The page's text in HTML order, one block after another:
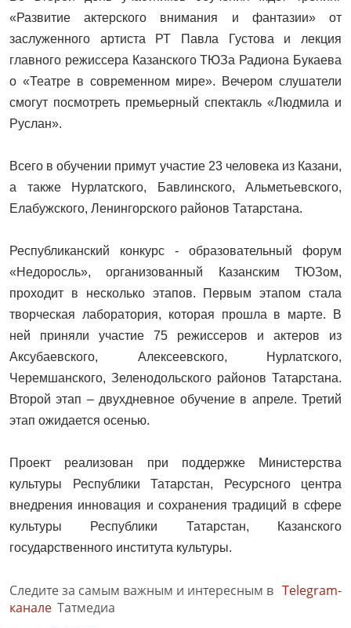
«Развитие актерского внимания и фантазии» от
заслуженного артиста РТ Павла Густова и лекция
главного режиссера Казанского ТЮЗа Радиона Букаева
о «Театре в современном мире». Вечером слушатели
смогут посмотреть премьерный спектакль «Людмила и
Руслан».
Всего в обучении примут участие 23 человека из Казани,
а также Нурлатского, Бавлинского, Альметьевского,
Елабужского, Ленингорского районов Татарстана.
Республиканский конкурс - образовательный форум
«Недоросль», организованный Казанским ТЮЗом,
проходит в несколько этапов. Первым этапом стала
творческая лаборатория, которая прошла в марте. В
ней приняли участие 75 режиссеров и актеров из
Аксубаевского, Алексеевского, Нурлатского,
Черемшанского, Зеленодольского районов Татарстана.
Второй этап – двухдневное обучение в апреле. Третий
этап ожидается осенью.
Проект реализован при поддержке Министерства
культуры Республики Татарстан, Ресурсного центра
внедрения инновация и сохранения традиций в сфере
культуры Республики Татарстан, Казанского
государственного института культуры.
Следите за самым важным и интересным в Telegram-
канале Татмедиа